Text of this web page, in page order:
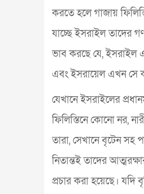
করতে হলে গাজায়
যাচ্ছে ইসরাইল তাদের
ভাব করছে যে, ইসরাইল
এবং ইসরায়েল এখন সে
যেখানে ইসরাইলের
ফিলিস্তিনে কোনো নর,
তারা, সেখানে বৃটেন সহ
নিতান্তই তাদের
প্রচার করা হয়েছে। যদি